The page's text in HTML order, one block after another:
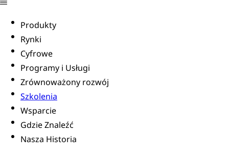
Produkty
Rynki
Cyfrowe
Programy i Usługi
Zrównoważony rozwój
Szkolenia
Wsparcie
Gdzie Znaleźć
Nasza Historia